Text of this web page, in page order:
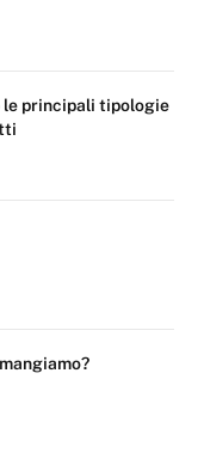
principali tipologie